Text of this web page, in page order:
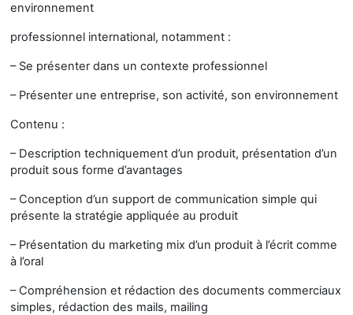
environnement
professionnel international, notamment :
– Se présenter dans un contexte professionnel
– Présenter une entreprise, son activité, son environnement
Contenu :
– Description techniquement d’un produit, présentation d’un
produit sous forme d’avantages
– Conception d’un support de communication simple qui
présente la stratégie appliquée au produit
– Présentation du marketing mix d’un produit à l’écrit comme
à l’oral
– Compréhension et rédaction des documents commerciaux
simples, rédaction des mails, mailing